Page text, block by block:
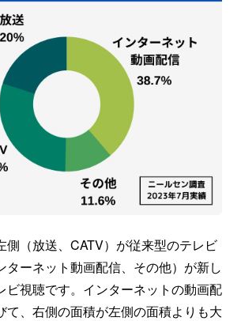
側（放送、CATV）が従来型のテレビ
ターネット動画配信、その他）が新し
ビ視聴です。インターネットの動画配
て、右側の面積が左側の面積よりも大